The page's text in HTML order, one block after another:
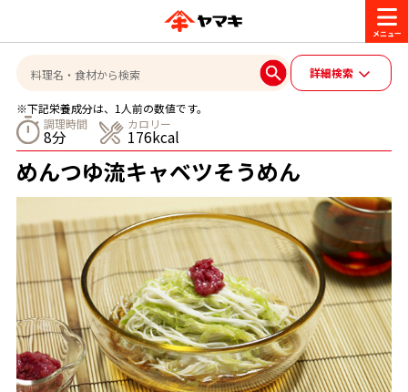
商品情報
ブランド一覧
ヤマキ『めんつゆ』 ヤマキ 割烹白だし
レシピ
おいしいレシピを探す
おいしいレシピトップ
主食レシピ
主菜レシピ
かつお節・だしを楽しむ
かつお節・だしを知る
だしの取り方
かつお節の削り方
CM・キャンペーン
CM
キャンペーン一覧
企業・採用情報
企業情報
お問い合わせ
詳細検索
※下記栄養成分は、1人前の数値です。
調理時間
8分
カロリー
176kcal
めんつゆ流キャベツそうめん